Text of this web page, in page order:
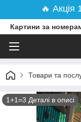
🔥 Акція
Картини за
Товари та
1+1=3 Деталі в описі